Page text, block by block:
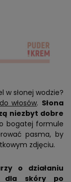
w słonej wodzie?
włosów. Słona
niezbyt dobre
bogatej formule
pasma, by
zdjęciu.
o działaniu
dla skóry po